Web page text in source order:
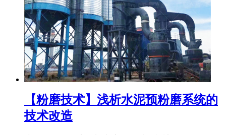
【粉磨技术】浅析水泥预粉磨系统的
技术改造